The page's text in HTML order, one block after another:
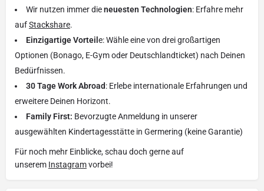
Wir nutzen immer dieneuesten Technologien: Erfahre mehr
aufStackshare.
Einzigartige Vorteil e: Wähle eine von drei großartigen
Optionen (Bonago, E-Gym oder Deutschlandticket) nach Deinen
Bedürfnissen.
30 Tage Work Abroad: Erlebe internationale Erfahrungen und
erweitere Deinen Horizont.
Family First: Bevorzugte Anmeldung in unserer
ausgewählten Kindertagesstätte in Germering (keine Garantie)
Für noch mehr Einblicke, schau doch gerne auf
unserem Instagramvorbei!